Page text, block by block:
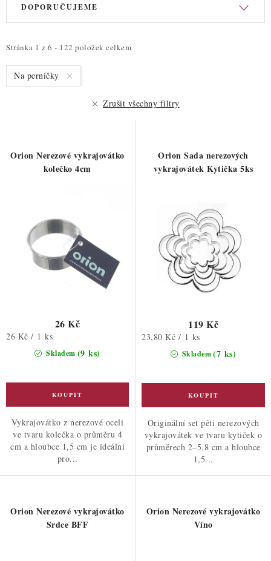
i
s
p
u
Stránka 1 z 6 - 122 položek celkem
e
n
í
d
DOPORUČUJEME
Na perníčky
Zrušit všechny filtry
Orion Nerezové vykrajovátko
kolečko 4cm
Skladem (9 ks)
26 Kč
Měrná
26 Kč / 1 ks
Vykrajovátko z nerezové oceli
ve tvaru kolečka o průměru 4
cm a hloubce 1,5 cm je ideální
pro...
Orion Sada nerezových
vykrajovátek Kytička 5ks
Skladem(7 ks)
119 Kč
Měrná
23,80 Kč / 1 ks
Originální set pěti nerezových
vykrajovátek ve tvaru kytiček o
průměrech 2–5,8 cm a hloubce
1,5...
Orion Nerezové vykrajovátko
Srdce BFF
Orion Nerezové vykrajovátko
Víno